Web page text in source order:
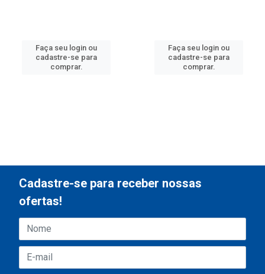
Faça seu login ou
cadastre-se para
comprar.
Faça seu login ou
cadastre-se para
comprar.
Cadastre-se para receber nossas
ofertas!